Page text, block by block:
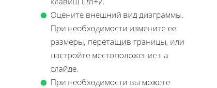
Оцените внешний вид диаграммы.
При необходимости измените ее
размеры, перетащив границы, или
настройте местоположение на
слайде.
При необходимости вы можете